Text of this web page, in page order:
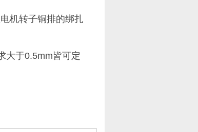
机转子铜排的绑扎
大于0.5mm皆可定